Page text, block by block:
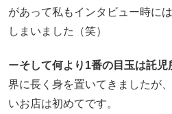
があって私もインタビュー時に
しまいました（笑）
ーそして何より1番の目玉は託児
界に長く身を置いてきましたが
いお店は初めてです。